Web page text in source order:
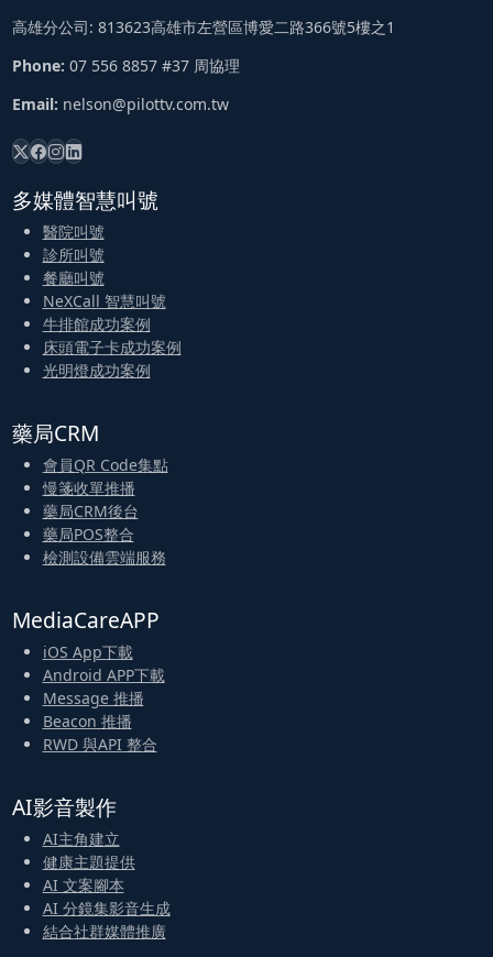
高雄分公司: 813623高雄市左營區博愛二路366號5樓之1
Phone: 07 556 8857 #37 周協理
Email: nelson@pilottv.com.tw
多媒體智慧叫號
醫院叫號
診所叫號
餐廳叫號
NeXCall 智慧叫號
牛排館成功案例
床頭電子卡成功案例
光明燈成功案例
藥局CRM
會員QR Code集點
慢箋收單推播
藥局CRM後台
藥局POS整合
檢測設備雲端服務
MediaCareAPP
iOS App下載
Android APP下載
Message 推播
Beacon 推播
RWD 與API 整合
AI影音製作
AI主角建立
健康主題提供
AI 文案腳本
AI 分鏡集影音生成
結合社群媒體推廣